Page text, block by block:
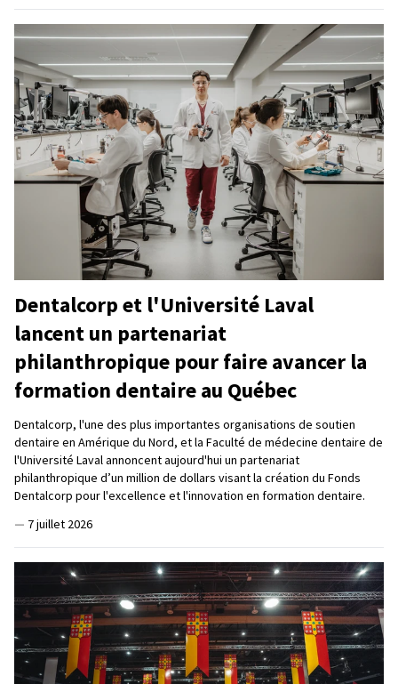
Dentalcorp et l'Université Laval
lancent un partenariat
philanthropique pour faire avancer la
formation dentaire au Québec
Dentalcorp, l'une des plus importantes organisations de soutien
dentaire en Amérique du Nord, et la Faculté de médecine dentaire de
l'Université Laval annoncent aujourd'hui un partenariat
philanthropique d’un million de dollars visant la création du Fonds
Dentalcorp pour l'excellence et l'innovation en formation dentaire.
— 7 juillet 2026